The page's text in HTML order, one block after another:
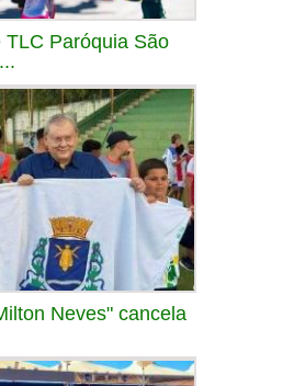
Paróquia São
Neves" cancela